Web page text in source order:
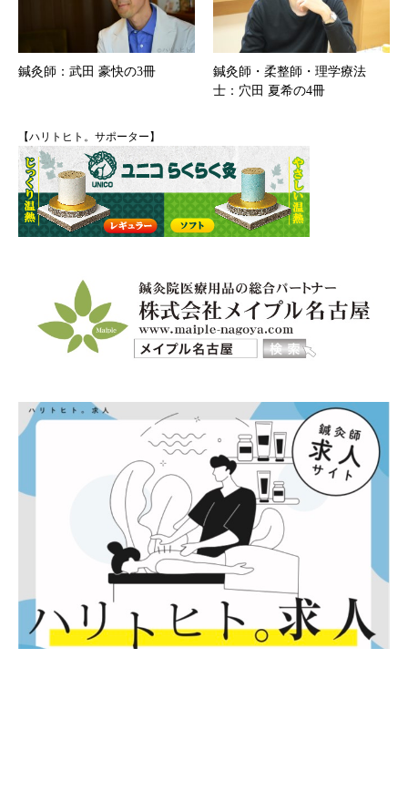
鍼灸師：武田 豪快の3冊
鍼灸師・柔整師・理学療法
士：穴田 夏希の4冊
【ハリトヒト。サポーター】